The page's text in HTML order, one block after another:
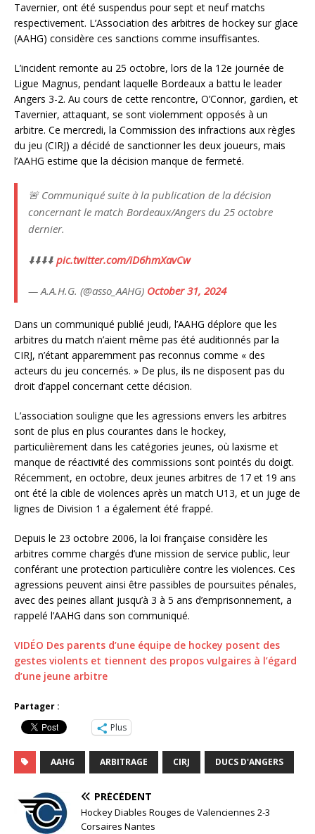
Tavernier, ont été suspendus pour sept et neuf matchs
respectivement. L’Association des arbitres de hockey sur glace
(AAHG) considère ces sanctions comme insuffisantes.
L’incident remonte au 25 octobre, lors de la 12e journée de
Ligue Magnus, pendant laquelle Bordeaux a battu le leader
Angers 3-2. Au cours de cette rencontre, O’Connor, gardien, et
Tavernier, attaquant, se sont violemment opposés à un
arbitre. Ce mercredi, la Commission des infractions aux règles
du jeu (CIRJ) a décidé de sanctionner les deux joueurs, mais
l’AAHG estime que la décision manque de fermeté.
🚨 Communiqué suite à la publication de la décision
concernant le match Bordeaux/Angers du 25 octobre
dernier.
⬇️⬇️⬇️⬇️ pic.twitter.com/iD6hmXavCw
— A.A.H.G. (@asso_AAHG) October 31, 2024
Dans un communiqué publié jeudi, l’AAHG déplore que les
arbitres du match n’aient même pas été auditionnés par la
CIRJ, n’étant apparemment pas reconnus comme « des
acteurs du jeu concernés. » De plus, ils ne disposent pas du
droit d’appel concernant cette décision.
L’association souligne que les agressions envers les arbitres
sont de plus en plus courantes dans le hockey,
particulièrement dans les catégories jeunes, où laxisme et
manque de réactivité des commissions sont pointés du doigt.
Récemment, en octobre, deux jeunes arbitres de 17 et 19 ans
ont été la cible de violences après un match U13, et un juge de
lignes de Division 1 a également été frappé.
Depuis le 23 octobre 2006, la loi française considère les
arbitres comme chargés d’une mission de service public, leur
conférant une protection particulière contre les violences. Ces
agressions peuvent ainsi être passibles de poursuites pénales,
avec des peines allant jusqu’à 3 à 5 ans d’emprisonnement, a
rappelé l’AAHG dans son communiqué.
VIDÉO Des parents d’une équipe de hockey posent des
gestes violents et tiennent des propos vulgaires à l’égard
d’une jeune arbitre
Partager :
Plus
AAHG ARBITRAGE CIRJ DUCS D'ANGERS
PRÉCÉDENT
Hockey Diables Rouges de Valenciennes 2-3
Corsaires Nantes